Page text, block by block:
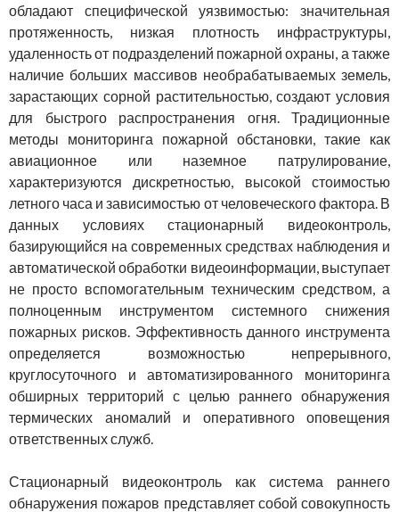
обладают специфической уязвимостью: значительная
протяженность, низкая плотность инфраструктуры,
удаленность от подразделений пожарной охраны, а также
наличие больших массивов необрабатываемых земель,
зарастающих сорной растительностью, создают условия
для быстрого распространения огня. Традиционные
методы мониторинга пожарной обстановки, такие как
авиационное или наземное патрулирование,
характеризуются дискретностью, высокой стоимостью
летного часа и зависимостью от человеческого фактора. В
данных условиях стационарный видеоконтроль,
базирующийся на современных средствах наблюдения и
автоматической обработки видеоинформации, выступает
не просто вспомогательным техническим средством, а
полноценным инструментом системного снижения
пожарных рисков. Эффективность данного инструмента
определяется возможностью непрерывного,
круглосуточного и автоматизированного мониторинга
обширных территорий с целью раннего обнаружения
термических аномалий и оперативного оповещения
ответственных служб.
Стационарный видеоконтроль как система раннего
обнаружения пожаров представляет собой совокупность